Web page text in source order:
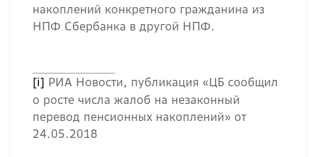
накоплений конкретного гражданина из
НПФ Сбербанка в другой НПФ.
[i] РИА Новости, публикация «ЦБ сообщил
о росте числа жалоб на незаконный
перевод пенсионных накоплений» от
24.05.2018